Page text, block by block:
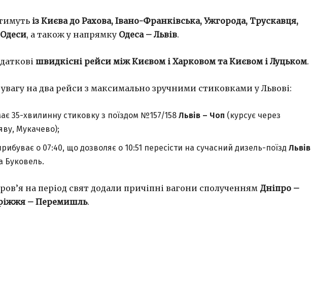
із Києва до Рахова, Івано-Франківська, Ужгорода, Трускавця,
, а також у напрямку Одеса – Львів.
швидкісні рейси між Києвом і Харковом та Києвом і Луцьком.
на два рейси з максимально зручними стиковками у Львові:
35-хвилинну стиковку з поїздом №157/158 Львів – Чоп (курсує через
Мукачево);
о 07:40, що дозволяє о 10:51 пересісти на сучасний дизель-поїзд Львів
Буковель.
на період свят додали причіпні вагони сполученням Дніпро –
– Перемишль.